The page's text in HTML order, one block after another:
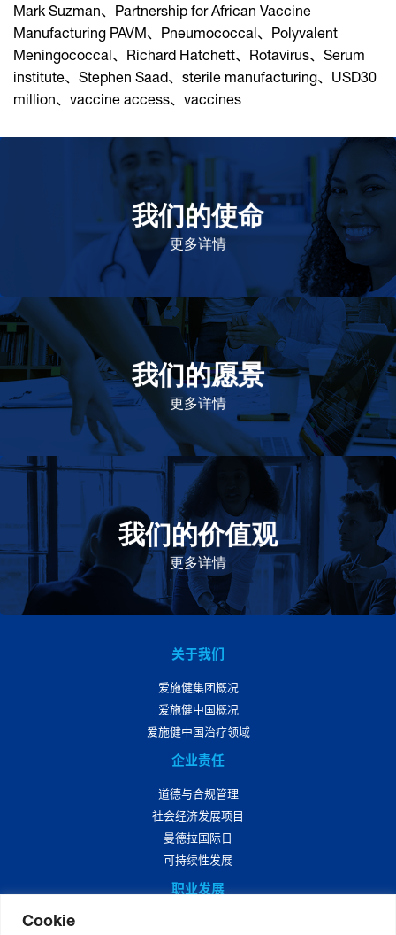
Cookie
Mark Suzman、 Partnership for African Vaccine
Manufacturing PAVM、 Pneumococcal、 Polyvalent
Meningococcal、 Richard Hatchett、 Rotavirus、 Serum
institute、 Stephen Saad、 sterile manufacturing、 USD30
million、 vaccine access、 vaccines
我们的使命
更多详情
致力于提高患者的生命健康和质量
我们的愿景
更多详情
作为一个负责任的企业公民，在全球提供优质和患者可
及的药物，传递我们的价值。
我们的价值观
更多详情
我们的价值观是爱施健存立和发展的基石。集团上下以
此为指引，为实现集团目标而共同奋斗。
关于我们
爱施健集团概况
爱施健中国概况
爱施健中国治疗领域
企业责任
道德与合规管理
社会经济发展项目
曼德拉国际日
可持续性发展
职业发展